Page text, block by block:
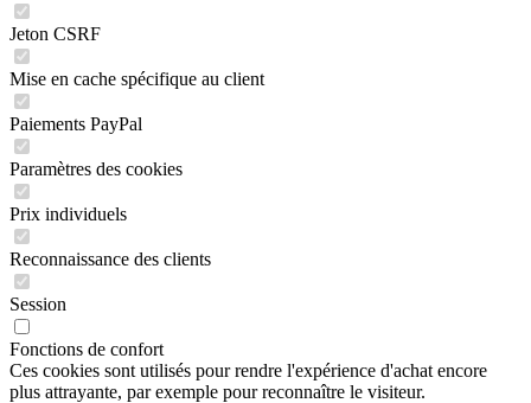
Jeton CSRF
Mise en cache spécifique au client
Paiements PayPal
Paramètres des cookies
Prix individuels
Reconnaissance des clients
Session
Fonctions de confort
Ces cookies sont utilisés pour rendre l'expérience d'achat encore
plus attrayante, par exemple pour reconnaître le visiteur.